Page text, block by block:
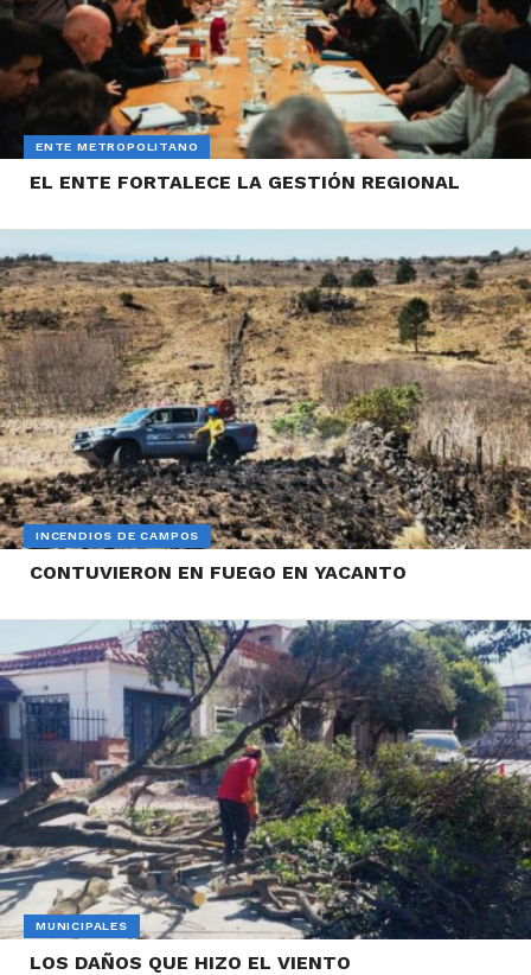
ENTE METROPOLITANO
EL ENTE FORTALECE LA GESTIÓN REGIONAL
INCENDIOS DE CAMPOS
CONTUVIERON EN FUEGO EN YACANTO
MUNICIPALES
LOS DAÑOS QUE HIZO EL VIENTO